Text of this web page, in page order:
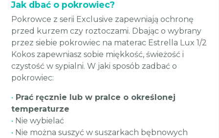
Jak dbać o pokrowiec?
Pokrowce z serii Exclusive zapewniają ochronę
przed kurzem czy roztoczami. Dbając o wybrany
przez siebie pokrowiec na materac Estrella Lux 1/2
Kokos zapewniasz sobie miękkość, świeżość i
czystość w sypialni. W jaki sposób zadbać o
pokrowiec:
• Prać ręcznie lub w pralce o określonej
temperaturze
• Nie wybielać
• Nie można suszyć w suszarkach bębnowych